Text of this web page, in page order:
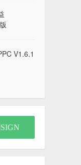
V1.6.1
终收录大
风云3D